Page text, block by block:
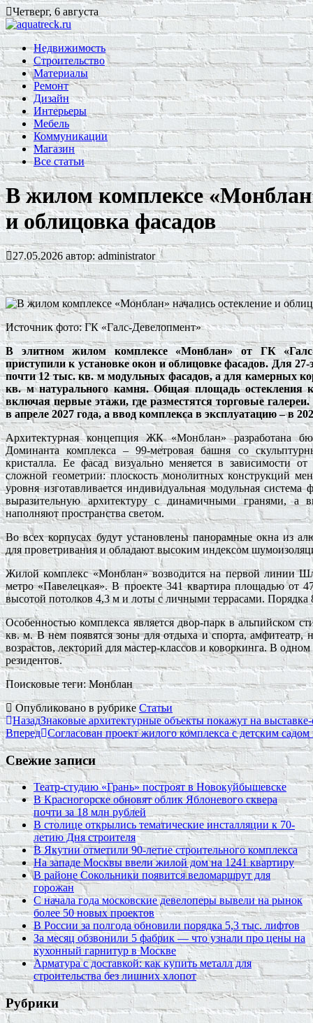
Четверг, 6 августа
Недвижимость
Строительство
Материалы
Ремонт
Дизайн
Интерьеры
Мебель
Коммуникации
Магазин
Все статьи
В жилом комплексе
и облицовка фасадов
27.05.2026 автор: administrator
Источник фото: ГК «Галс-Девелопмент»
В элитном жилом комплексе «Монблан» от ГК
приступили к установке окон и облицовке фасадов. Для
почти 12 тыс. кв. м модульных фасадов, а для камерных
кв. м натурального камня. Общая площадь остекления
включая первые этажи, где разместятся торговые
в апреле 2027 года, а ввод комплекса в эксплуатацию – в
Архитектурная концепция ЖК «Монблан» разработана
Доминанта комплекса – 99-метровая башня со
кристалла. Ее фасад визуально меняется в зависимости от
сложной геометрии: плоскость монолитных конструкций
уровня изготавливается индивидуальная модульная система
выразительную архитектуру с динамичными гранями, а
наполняют пространства светом.
Во всех корпусах будут установлены панорамные окна из
для проветривания и обладают высоким индексом
Жилой комплекс «Монблан» возводится на первой линии
метро «Павелецкая». В проекте 341 квартира площадью от
высотой потолков 4,3 м и лоты с личными террасами.
Особенностью комплекса является двор-парк в альпийском
кв. м. В нем появятся зоны для отдыха и спорта, амфитеатр,
возрастов, лекторий для мастер-классов и коворкинга. В
резидентов.
Поисковые теги:Монблан
Опубликовано в рубрикеСтатьи
НазадЗнаковые архитектурные объекты покажут на
Вперед Согласован проект жилого комплекса с детским
Свежие записи
Театр-студию «Грань» построят в Новокуйбышевске
В Красногорске обновят облик Яблоневого сквера
почти за 18 млн рублей
В столице открылись тематические инсталляции к 70-
летию Дня строителя
В Якутии отметили 90-летие строительного комплекса
На западе Москвы ввели жилой дом на 1241 квартиру
В районе Сокольники появится веломаршрут для
горожан
С начала года московские девелоперы вывели на рынок
более 50 новых проектов
В России за полгода обновили порядка 5,3 тыс. лифтов
За месяц обзвонили 5 фабрик — что узнали про цены на
кухонный гарнитур в Москве
Арматура с доставкой: как купить металл для
строительства без лишних хлопот
Рубрики